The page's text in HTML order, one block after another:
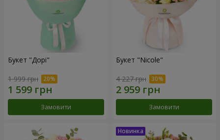
Букет "Дорі"
1 999 грн
Замовити
Букет "Nicole"
4 227 грн
Замовити